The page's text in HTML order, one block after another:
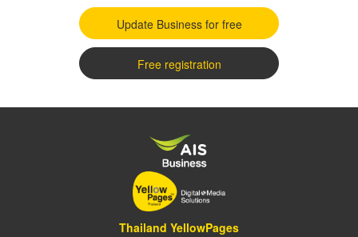
Update Business for free
Free registration
Thailand YellowPages